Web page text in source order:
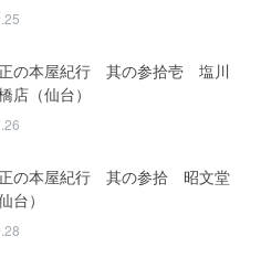
の本屋紀行 其の参拾壱 塩川
店（仙台）
の本屋紀行 其の参拾 昭文堂
台）